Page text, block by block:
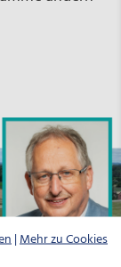
|Mehr zu Cookies